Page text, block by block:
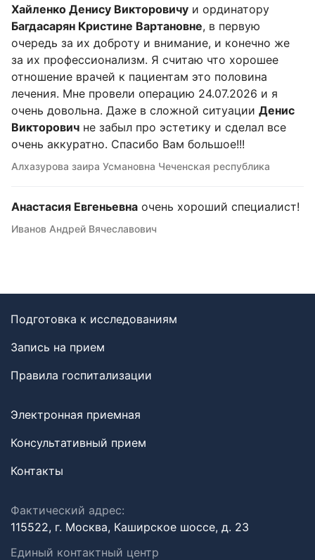
Хайленко Денису Викторовичу и ординатору
Багдасарян Кристине Вартановне, в первую
очередь за их доброту и внимание, и конечно же
за их профессионализм. Я считаю что хорошее
отношение врачей к пациентам это половина
лечения. Мне провели операцию 24.07.2026 и я
очень довольна. Даже в сложной ситуации Денис
Викторович не забыл про эстетику и сделал все
очень аккуратно. Спасибо Вам большое!!!
Алхазурова заира Усмановна Чеченская республика
Анастасия Евгеньевна очень хороший специалист!
Иванов Андрей Вячеславович
Подготовка к исследованиям
Запись на прием
Правила госпитализации
Электронная приемная
Консультативный прием
Контакты
Фактический адрес:
115522, г. Москва, Каширское шоссе, д. 23
Единый контактный центр